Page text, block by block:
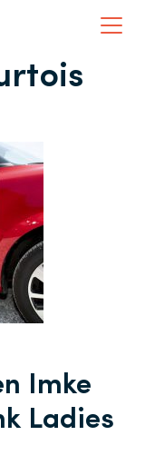
Imke
Ladies